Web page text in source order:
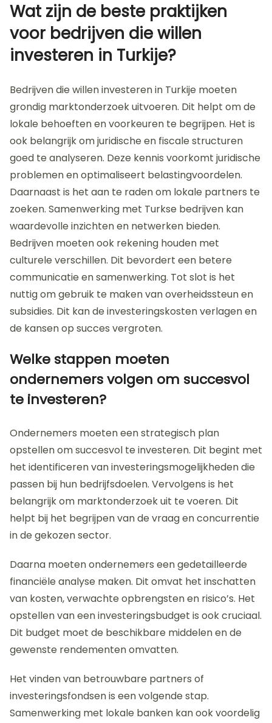
Wat zijn de beste praktijken
voor bedrijven die willen
investeren in Turkije?
Bedrijven die willen investeren in Turkije moeten
grondig marktonderzoek uitvoeren. Dit helpt om de
lokale behoeften en voorkeuren te begrijpen. Het is
ook belangrijk om juridische en fiscale structuren
goed te analyseren. Deze kennis voorkomt juridische
problemen en optimaliseert belastingvoordelen.
Daarnaast is het aan te raden om lokale partners te
zoeken. Samenwerking met Turkse bedrijven kan
waardevolle inzichten en netwerken bieden.
Bedrijven moeten ook rekening houden met
culturele verschillen. Dit bevordert een betere
communicatie en samenwerking. Tot slot is het
nuttig om gebruik te maken van overheidssteun en
subsidies. Dit kan de investeringskosten verlagen en
de kansen op succes vergroten.
Welke stappen moeten
ondernemers volgen om succesvol
te investeren?
Ondernemers moeten een strategisch plan
opstellen om succesvol te investeren. Dit begint met
het identificeren van investeringsmogelijkheden die
passen bij hun bedrijfsdoelen. Vervolgens is het
belangrijk om marktonderzoek uit te voeren. Dit
helpt bij het begrijpen van de vraag en concurrentie
in de gekozen sector.
Daarna moeten ondernemers een gedetailleerde
financiële analyse maken. Dit omvat het inschatten
van kosten, verwachte opbrengsten en risico’s. Het
opstellen van een investeringsbudget is ook cruciaal.
Dit budget moet de beschikbare middelen en de
gewenste rendementen omvatten.
Het vinden van betrouwbare partners of
investeringsfondsen is een volgende stap.
Samenwerking met lokale banken kan ook voordelig